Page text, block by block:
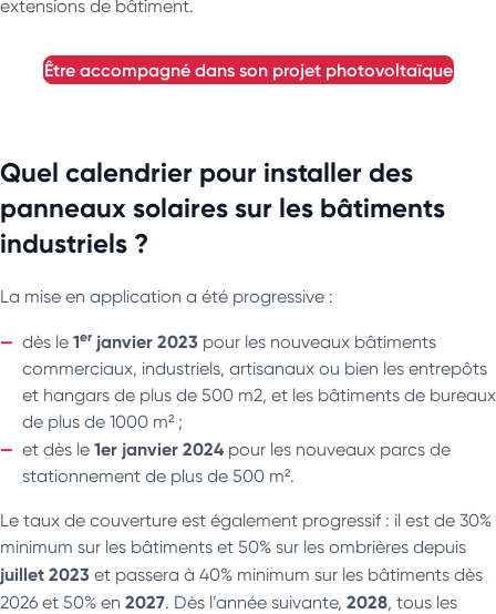
extensions de bâtiment.
être accompagné dans son projet photovoltaïque
Quel calendrier pour installer des
panneaux solaires sur les bâtiments
industriels ?
La mise en application a été progressive :
dès le 1er janvier 2023 pour les nouveaux bâtiments
commerciaux, industriels, artisanaux ou bien les entrepôts
et hangars de plus de 500 m2, et les bâtiments de bureaux
de plus de 1000 m² ;
et dès le 1er janvier 2024 pour les nouveaux parcs de
stationnement de plus de 500 m².
Le taux de couverture est également progressif : il est de 30%
minimum sur les bâtiments et 50% sur les ombrières depuis
juillet 2023 et passera à 40% minimum sur les bâtiments dès
2026 et 50% en 2027. Dès l’année suivante, 2028, tous les